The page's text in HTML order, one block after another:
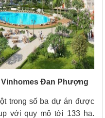
Đan Phượng
trong số ba dự án được
với quy mô tới 133 ha.